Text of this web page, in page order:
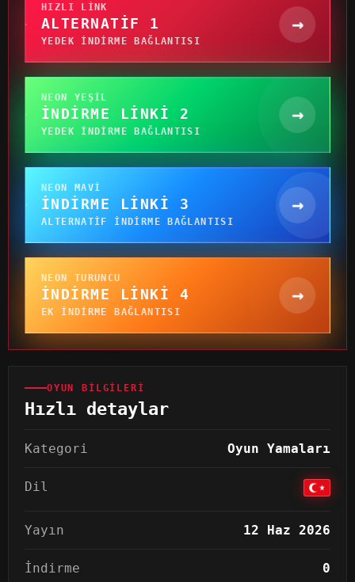
HIZLI LINK
ALTERNATIF 1
YEDEK INDIRME BAĞLANTISI
→
NEON YEŞIL
İNDIRME LINKI 2
YEDEK INDIRME BAĞLANTISI
→
NEON MAVI
İNDIRME LINKI 3
ALTERNATIF INDIRME BAĞLANTISI
→
NEON TURUNCU
İNDIRME LINKI 4
EK INDIRME BAĞLANTISI
→
OYUN BILGILERI
Hızlı detaylar
Kategori Oyun Yamaları
Dil
Yayın 12 Haz 2026
İndirme 0